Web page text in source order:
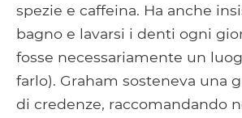
spezie e caffeina. Ha anche
bagno e lavarsi i denti ogni
fosse necessariamente un
farlo). Graham sosteneva una
di credenze, raccomandando